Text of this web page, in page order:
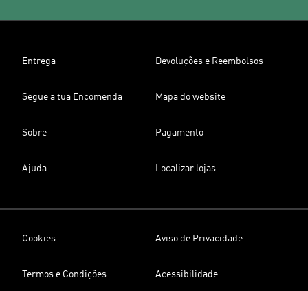
Entrega Devoluções e Reembolsos
Segue a tua Encomenda Mapa do website
Sobre Pagamento
Ajuda Localizar lojas
Cookies Aviso de Privacidade
Termos e Condições Acessibilidade